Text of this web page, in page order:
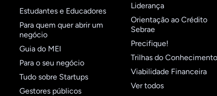
Estudantes e Educadores
Para quem quer abrir um
negócio
Guia do MEI
Para o seu negócio
Tudo sobre Startups
Gestores públicos
Liderança
Orientação ao Crédito
Sebrae
Precifique!
Trilhas do Conhecimento
Viabilidade Financeira
Ver todos